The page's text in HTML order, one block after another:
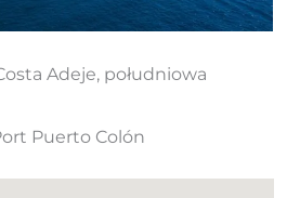
Adeje, południowa
Puerto Colón